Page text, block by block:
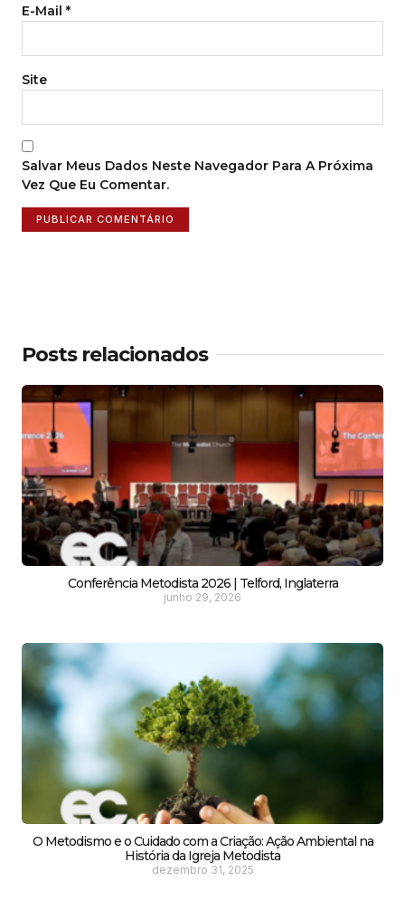
E-Mail *
Site
Salvar Meus Dados Neste Navegador Para A Próxima
Vez Que Eu Comentar.
Posts relacionados
Conferência Metodista 2026 | Telford, Inglaterra
junho 29, 2026
O Metodismo e o Cuidado com a Criação: Ação Ambiental na
História da Igreja Metodista
dezembro 31, 2025